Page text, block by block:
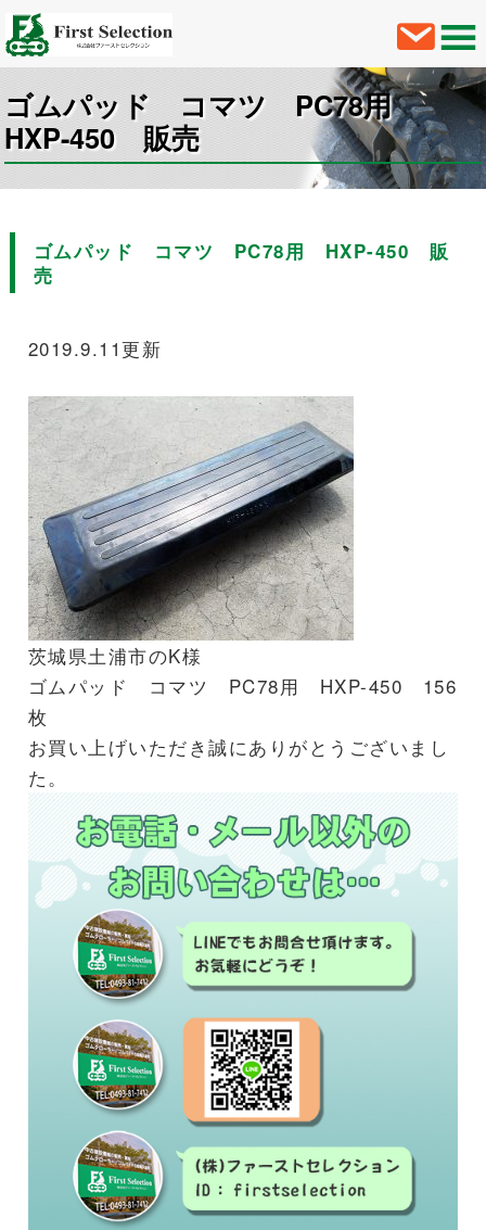
ゴムパッド コマツ PC78用
HXP-450 販売
ゴムパッド コマツ PC78用 HXP-450 販
売
2019.9.11更新
茨城県土浦市のK様
ゴムパッド コマツ PC78用 HXP-450 156
枚
お買い上げいただき誠にありがとうございまし
た。